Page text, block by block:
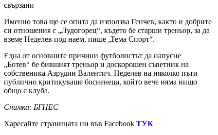
свързани
Именно това ще се опита да използва Генчев, както и добрите
си отношения с „Лудогорец“, където бе старши треньор, за да
вземе Неделев под наем, пише „Тема Спорт“.
Една от основните причини футболистът да напусне
„Ботев“ бе бившият треньор и доскорошен съветник на
собственика Азрудин Валентич. Неделев на няколко пъти
публично критикуваше босненеца, който вече няма нищо
общо с клуба.
Снимка: БГНЕС
Харесайте страницата ни във Facebook ТУК